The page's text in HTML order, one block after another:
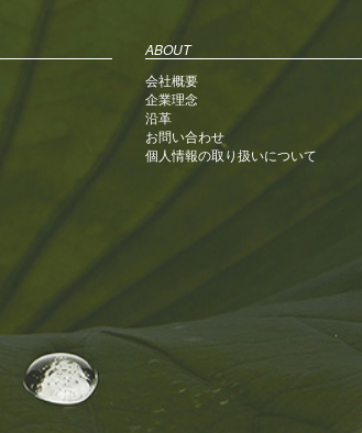
ABOUT
会社概要
企業理念
沿革
お問い合わせ
個人情報の取り扱いについて